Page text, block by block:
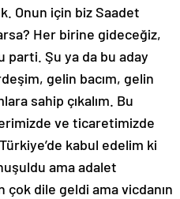
Onun için biz Saadet
Her birine gideceğiz,
parti. Şu ya da bu aday
gelin bacım, gelin
sahip çıkalım. Bu
ve ticaretimizde
kabul edelim ki
ama adalet
çok dile geldi ama vicdanın